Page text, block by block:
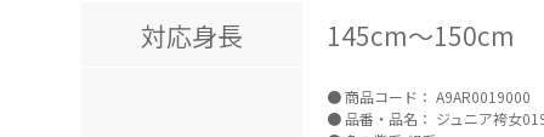
対応身長 145cm～150cm
商品コード： A9AR0019000
品番・品名： ジュニア袴女